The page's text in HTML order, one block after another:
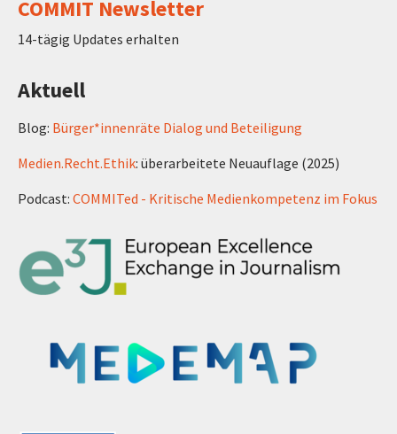
COMMIT Newsletter
14-tägig Updates erhalten
Aktuell
Blog: Bürger*innenräte Dialog und Beteiligung
Medien.Recht.Ethik: überarbeitete Neuauflage (2025)
Podcast: COMMITed - Kritische Medienkompetenz im Fokus